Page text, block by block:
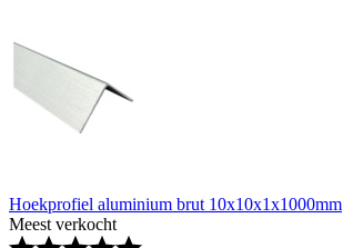
Hoekprofiel aluminium brut 10x10x1x1000mm
Meest verkocht